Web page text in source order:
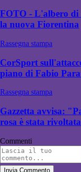
FOTO - L'albero di
la nuova Fiorentina
Rassegna stampa
CorSport
piano di Fabio
Rassegna stampa
Gazzetta avvisa:
rosa è stata
Commenti
Invia Commento